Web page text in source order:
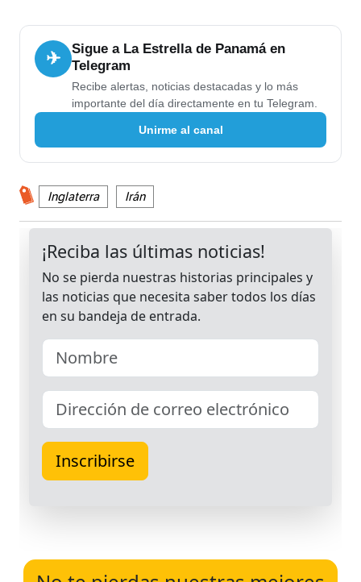
✈
Sigue a La Estrella de Panamá en
Telegram
Recibe alertas, noticias destacadas y lo más
importante del día directamente en tu Telegram.
Unirme al canal
Inglaterra Irán